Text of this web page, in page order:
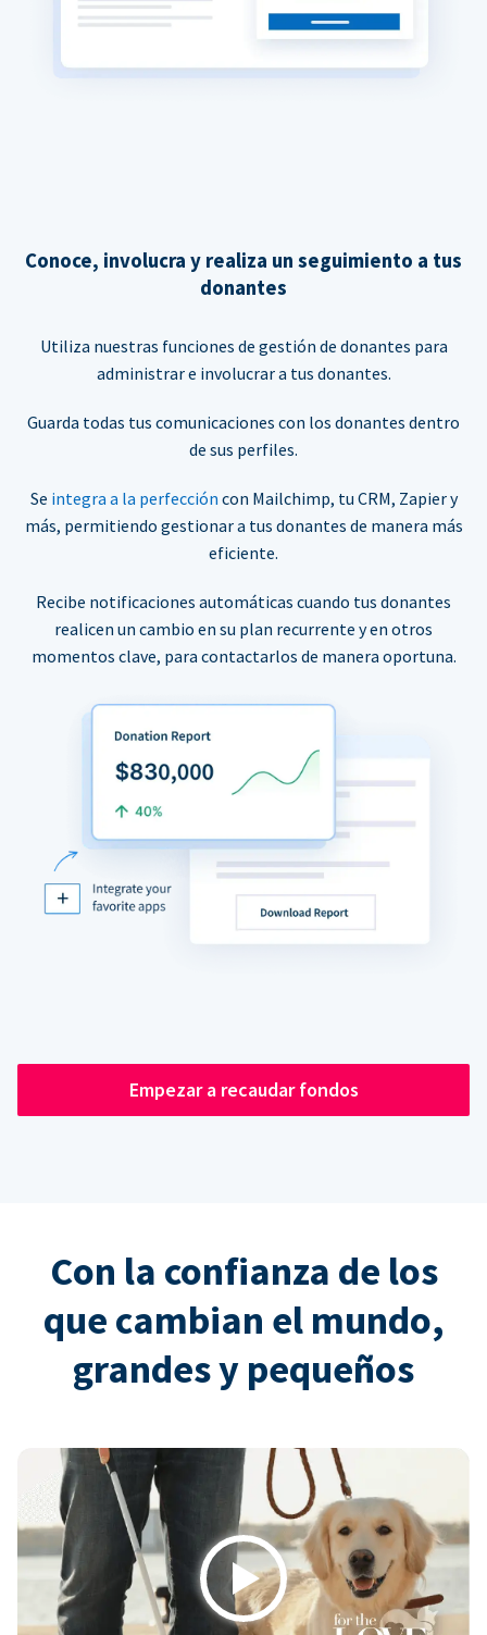
Conoce, involucra y realiza un seguimiento a tus
donantes
Utiliza nuestras funciones de gestión de donantes para
administrar e involucrar a tus donantes.
Guarda todas tus comunicaciones con los donantes dentro
de sus perfiles.
Se integra a la perfección con Mailchimp, tu CRM, Zapier y
más, permitiendo gestionar a tus donantes de manera más
eficiente.
Recibe notificaciones automáticas cuando tus donantes
realicen un cambio en su plan recurrente y en otros
momentos clave, para contactarlos de manera oportuna.
Empezar a recaudar fondos
Con la confianza de los
que cambian el mundo,
grandes y pequeños
Play